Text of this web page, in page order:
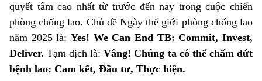
quyết tâm cao nhất từ trước đến nay trong cuộc chiến
phòng chống lao. Chủ đề Ngày thế giới phòng chống lao
năm 2025 là: Yes! We Can End TB: Commit, Invest,
Deliver.Tạm dịch là: Vâng! Chúng ta có thể chấm dứt
bệnh lao: Cam kết, Đầu tư, Thực hiện.